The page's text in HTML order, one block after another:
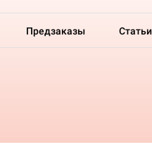
Предзаказы Статьи